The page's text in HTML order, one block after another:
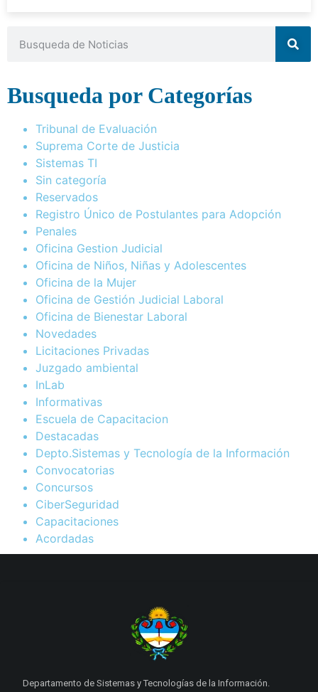
Busqueda por Categorías
Tribunal de Evaluación
Suprema Corte de Justicia
Sistemas TI
Sin categoría
Reservados
Registro Único de Postulantes para Adopción
Penales
Oficina Gestion Judicial
Oficina de Niños, Niñas y Adolescentes
Oficina de la Mujer
Oficina de Gestión Judicial Laboral
Oficina de Bienestar Laboral
Novedades
Licitaciones Privadas
Juzgado ambiental
InLab
Informativas
Escuela de Capacitacion
Destacadas
Depto.Sistemas y Tecnología de la Información
Convocatorias
Concursos
CiberSeguridad
Capacitaciones
Acordadas
Departamento de Sistemas y Tecnologías de la Información.